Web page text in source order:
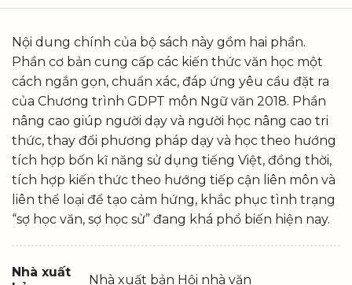
Nội dung chính của bộ sách này gồm hai phần.
Phần cơ bản cung cấp các kiến thức văn học một
cách ngắn gọn, chuẩn xác, đáp ứng yêu cầu đặt ra
của Chương trình GDPT môn Ngữ văn 2018. Phần
nâng cao giúp người dạy và người học nâng cao tri
thức, thay đổi phương pháp dạy và học theo hướng
tích hợp bốn kĩ năng sử dụng tiếng Việt, đồng thời,
tích hợp kiến thức theo hướng tiếp cận liên môn và
liên thể loại để tạo cảm hứng, khắc phục tình trạng
“sợ học văn, sợ học sử” đang khá phổ biến hiện nay.
Nhà xuất
Nhà xuất bản Hội nhà văn